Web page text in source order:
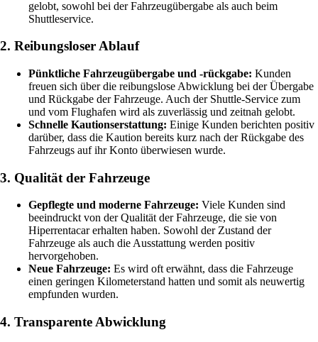
gelobt, sowohl bei der Fahrzeugübergabe als auch beim
Shuttleservice.
2. Reibungsloser Ablauf
Pünktliche Fahrzeugübergabe und -rückgabe: Kunden
freuen sich über die reibungslose Abwicklung bei der Übergabe
und Rückgabe der Fahrzeuge. Auch der Shuttle-Service zum
und vom Flughafen wird als zuverlässig und zeitnah gelobt.
Schnelle Kautionserstattung: Einige Kunden berichten positiv
darüber, dass die Kaution bereits kurz nach der Rückgabe des
Fahrzeugs auf ihr Konto überwiesen wurde.
3. Qualität der Fahrzeuge
Gepflegte und moderne Fahrzeuge: Viele Kunden sind
beeindruckt von der Qualität der Fahrzeuge, die sie von
Hiperrentacar erhalten haben. Sowohl der Zustand der
Fahrzeuge als auch die Ausstattung werden positiv
hervorgehoben.
Neue Fahrzeuge: Es wird oft erwähnt, dass die Fahrzeuge
einen geringen Kilometerstand hatten und somit als neuwertig
empfunden wurden.
4. Transparente Abwicklung